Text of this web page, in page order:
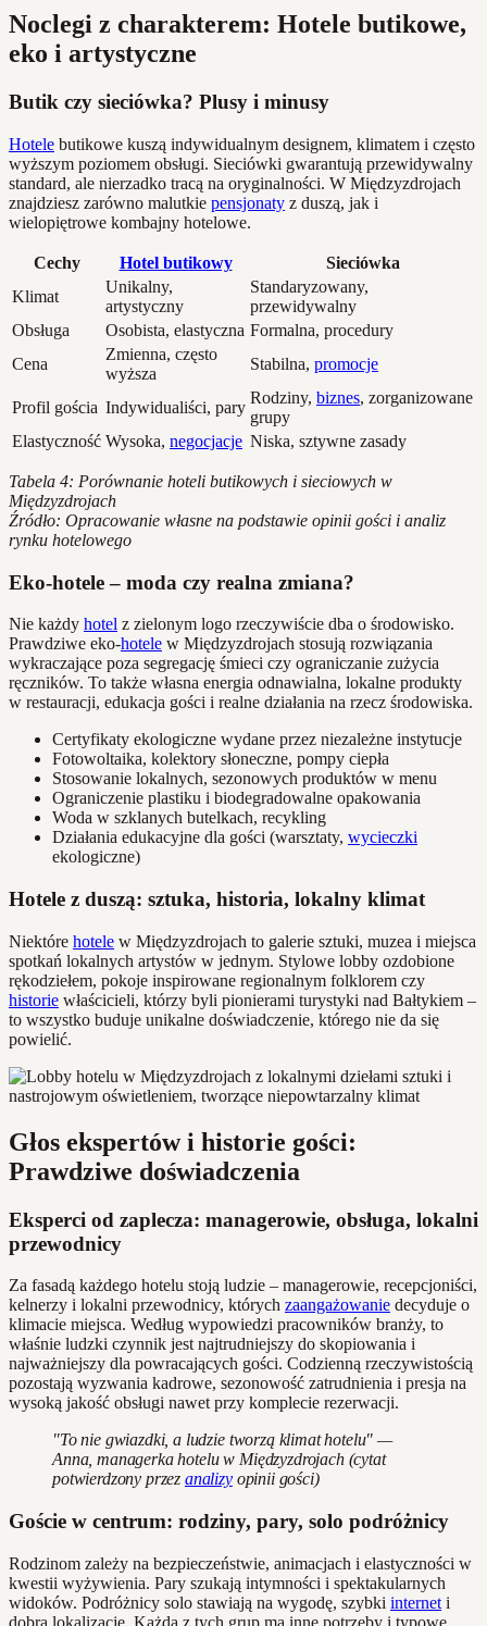
Noclegi z charakterem: Hotele butikowe,
eko i artystyczne
Butik czy sieciówka? Plusy i minusy
Hotele butikowe kuszą indywidualnym designem, klimatem i często
wyższym poziomem obsługi. Sieciówki gwarantują przewidywalny
standard, ale nierzadko tracą na oryginalności. W Międzyzdrojach
znajdziesz zarówno malutkie pensjonaty z duszą, jak i
wielopiętrowe kombajny hotelowe.
Cechy Hotel butikowy
Sieciówka
Klimat
Unikalny,
artystyczny
Standaryzowany,
przewidywalny
Obsługa
Osobista, elastyczna Formalna, procedury
Cena
Zmienna, często
wyższa
Stabilna, promocje
Profil gościa Indywidualiści, pary
Rodziny, biznes, zorganizowane
grupy
Elastyczność Wysoka, negocjacje Niska, sztywne zasady
Tabela 4: Porównanie hoteli butikowych i sieciowych w
Międzyzdrojach
Źródło: Opracowanie własne na podstawie opinii gości i analiz
rynku hotelowego
Eko-hotele – moda czy realna zmiana?
Nie każdy hotel z zielonym logo rzeczywiście dba o środowisko.
Prawdziwe eko-hotele w Międzyzdrojach stosują rozwiązania
wykraczające poza segregację śmieci czy ograniczanie zużycia
ręczników. To także własna energia odnawialna, lokalne produkty
w restauracji, edukacja gości i realne działania na rzecz środowiska.
Certyfikaty ekologiczne wydane przez niezależne instytucje
Fotowoltaika, kolektory słoneczne, pompy ciepła
Stosowanie lokalnych, sezonowych produktów w menu
Ograniczenie plastiku i biodegradowalne opakowania
Woda w szklanych butelkach, recykling
Działania edukacyjne dla gości (warsztaty, wycieczki
ekologiczne)
Hotele z duszą: sztuka, historia, lokalny klimat
Niektóre hotele w Międzyzdrojach to galerie sztuki, muzea i miejsca
spotkań lokalnych artystów w jednym. Stylowe lobby ozdobione
rękodziełem, pokoje inspirowane regionalnym folklorem czy
historie właścicieli, którzy byli pionierami turystyki nad Bałtykiem –
to wszystko buduje unikalne doświadczenie, którego nie da się
powielić.
Głos ekspertów i historie gości:
Prawdziwe doświadczenia
Eksperci od zaplecza: managerowie, obsługa, lokalni
przewodnicy
Za fasadą każdego hotelu stoją ludzie – managerowie, recepcjoniści,
kelnerzy i lokalni przewodnicy, których zaangażowanie decyduje o
klimacie miejsca. Według wypowiedzi pracowników branży, to
właśnie ludzki czynnik jest najtrudniejszy do skopiowania i
najważniejszy dla powracających gości. Codzienną rzeczywistością
pozostają wyzwania kadrowe, sezonowość zatrudnienia i presja na
wysoką jakość obsługi nawet przy komplecie rezerwacji.
"To nie gwiazdki, a ludzie tworzą klimat hotelu" —
Anna, managerka hotelu w Międzyzdrojach (cytat
potwierdzony przez analizyopinii gości)
Goście w centrum: rodziny, pary, solo podróżnicy
Rodzinom zależy na bezpieczeństwie, animacjach i elastyczności w
kwestii wyżywienia. Pary szukają intymności i spektakularnych
widoków. Podróżnicy solo stawiają na wygodę, szybki internet i
dobrą lokalizację. Każda z tych grup ma inne potrzeby i typowe